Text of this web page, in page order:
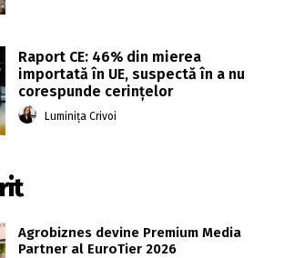
Raport CE: 46% din mierea
importată în UE, suspectă în a nu
corespunde cerințelor
Luminița Crivoi
Agrobiznes devine Premium Media
Partner al EuroTier 2026